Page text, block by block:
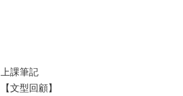
上課筆記
【文型回顧】